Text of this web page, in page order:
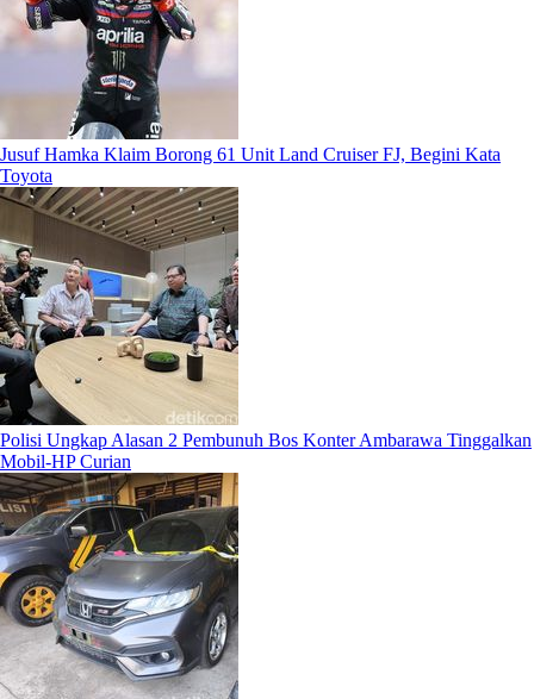
Jusuf Hamka Klaim Borong 61 Unit Land Cruiser FJ, Begini Kata
Toyota
Polisi Ungkap Alasan 2 Pembunuh Bos Konter Ambarawa Tinggalkan
Mobil-HP Curian